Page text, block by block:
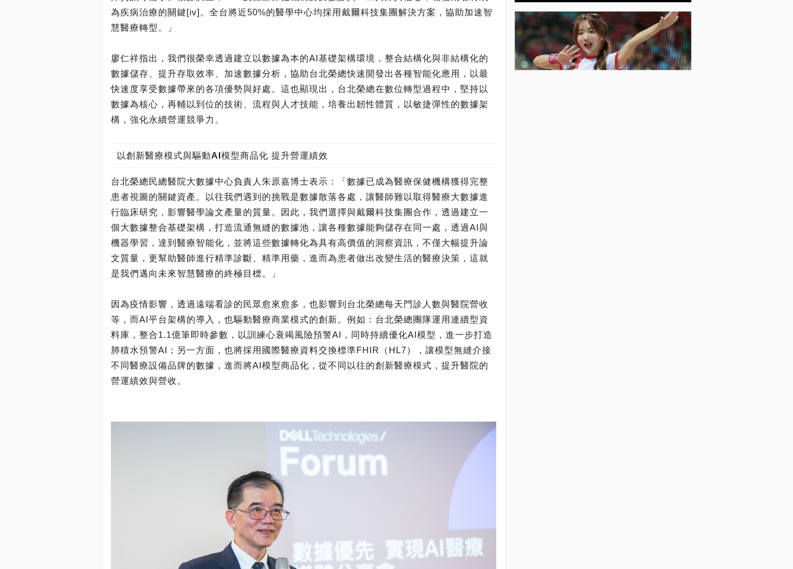
為疾病治療的關鍵[iv]。全台將近50%的醫學中心均採用戴爾科技集團解決方案，協助加速智
慧醫療轉型。」
廖仁祥指出，我們很榮幸透過建立以數據為本的AI基礎架構環境，整合結構化與非結構化的
數據儲存、提升存取效率、加速數據分析，協助台北榮總快速開發出各種智能化應用，以最
快速度享受數據帶來的各項優勢與好處。這也顯現出，台北榮總在數位轉型過程中，堅持以
數據為核心，再輔以到位的技術、流程與人才技能，培養出韌性體質，以敏捷彈性的數據架
構，強化永續營運競爭力。
以創新醫療模式與驅動AI模型商品化 提升營運績效
台北榮總民總醫院大數據中心負責人朱原嘉博士表示：「數據已成為醫療保健機構獲得完整
患者視圖的關鍵資產。以往我們遇到的挑戰是數據散落各處，讓醫師難以取得醫療大數據進
行臨床研究，影響醫學論文產量的質量。因此，我們選擇與戴爾科技集團合作，透過建立一
個大數據整合基礎架構，打造流通無縫的數據池，讓各種數據能夠儲存在同一處，透過AI與
機器學習，達到醫療智能化，並將這些數據轉化為具有高價值的洞察資訊，不僅大幅提升論
文質量，更幫助醫師進行精準診斷、精準用藥，進而為患者做出改變生活的醫療決策，這就
是我們邁向未來智慧醫療的終極目標。」
因為疫情影響，透過遠端看診的民眾愈來愈多，也影響到台北榮總每天門診人數與醫院營收
等，而AI平台架構的導入，也驅動醫療商業模式的創新。例如：台北榮總團隊運用連續型資
料庫，整合1.1億筆即時參數，以訓練心衰竭風險預警AI，同時持續優化AI模型，進一步打造
肺積水預警AI；另一方面，也將採用國際醫療資料交換標準FHIR（HL7），讓模型無縫介接
不同醫療設備品牌的數據，進而將AI模型商品化，從不同以往的創新醫療模式，提升醫院的
營運績效與營收。